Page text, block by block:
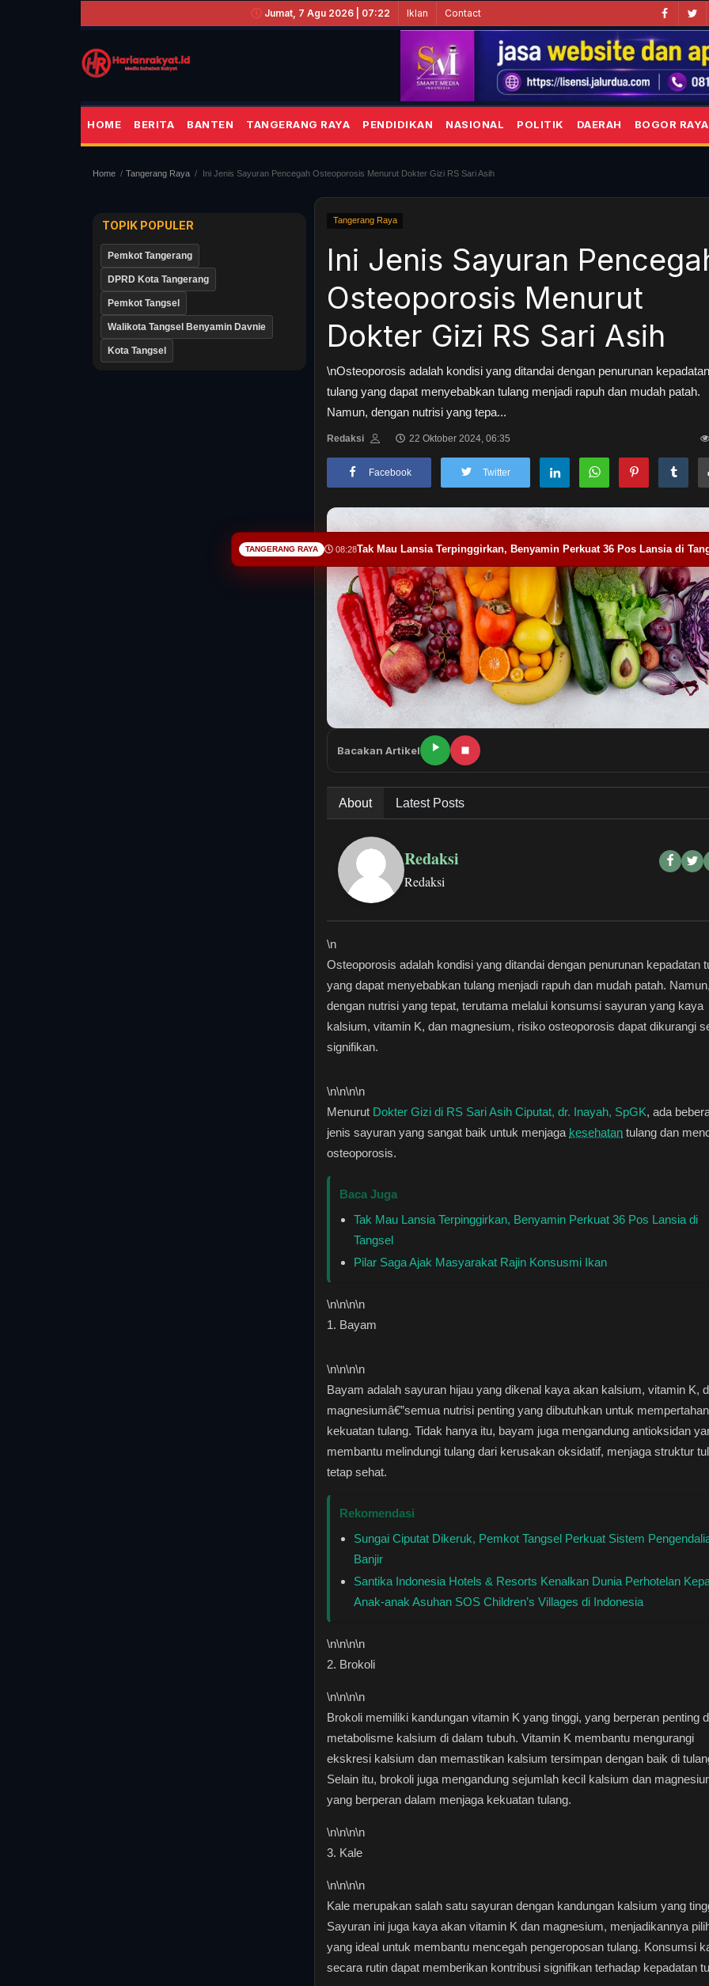
Jumat, 7 Agu 2026 | 07:22 Iklan Contact
HOME BERITA BANTEN TANGERANG RAYA PENDIDIKAN NASIONAL POLITIK DAERAH BOGOR RAYA
Home Tangerang Raya Ini Jenis Sayuran Pencegah Osteoporosis Menurut Dokter Gizi RS Sari Asih
TOPIK POPULER
Pemkot Tangerang
DPRD Kota Tangerang
Pemkot Tangsel
Walikota Tangsel Benyamin Davnie
Kota Tangsel
Tangerang Raya
Ini Jenis Sayuran
Osteoporosis Menurut
Dokter Gizi RS Sari Asih
\nOsteoporosis adalah kondisi yang ditandai dengan penurunan kepadatan
tulang yang dapat menyebabkan tulang menjadi rapuh dan mudah patah.
Namun, dengan nutrisi yang tepa...
Redaksi 22 Oktober 2024, 06:35
Facebook Twitter
Bacakan Artikel
About Latest Posts
Redaksi
Redaksi
\n
Osteoporosis adalah kondisi yang ditandai dengan penurunan kepadatan
yang dapat menyebabkan tulang menjadi rapuh dan mudah patah. Namun,
dengan nutrisi yang tepat, terutama melalui konsumsi sayuran yang kaya
kalsium, vitamin K, dan magnesium, risiko osteoporosis dapat dikurangi
signifikan.
\n\n\n\n
Menurut Dokter Gizi di RS Sari Asih Ciputat, dr. Inayah, SpGK, ada
jenis sayuran yang sangat baik untuk menjaga kesehatan tulang dan
osteoporosis.
Baca Juga
Tak Mau Lansia Terpinggirkan, Benyamin Perkuat 36 Pos Lansia di
Tangsel
Pilar Saga Ajak Masyarakat Rajin Konsusmi Ikan
\n\n\n\n
1. Bayam
\n\n\n\n
Bayam adalah sayuran hijau yang dikenal kaya akan kalsium, vitamin K,
magnesiumâ€”semua nutrisi penting yang dibutuhkan untuk
kekuatan tulang. Tidak hanya itu, bayam juga mengandung antioksidan
membantu melindungi tulang dari kerusakan oksidatif, menjaga struktur
tetap sehat.
Rekomendasi
Sungai Ciputat Dikeruk, Pemkot Tangsel Perkuat Sistem
Banjir
Santika Indonesia Hotels & Resorts Kenalkan Dunia Perhotelan
Anak-anak Asuhan SOS Children’s Villages di Indonesia
\n\n\n\n
2. Brokoli
\n\n\n\n
Brokoli memiliki kandungan vitamin K yang tinggi, yang berperan penting
metabolisme kalsium di dalam tubuh. Vitamin K membantu mengurangi
ekskresi kalsium dan memastikan kalsium tersimpan dengan baik di
Selain itu, brokoli juga mengandung sejumlah kecil kalsium dan
yang berperan dalam menjaga kekuatan tulang.
\n\n\n\n
3. Kale
\n\n\n\n
Kale merupakan salah satu sayuran dengan kandungan kalsium yang
Sayuran ini juga kaya akan vitamin K dan magnesium, menjadikannya
yang ideal untuk membantu mencegah pengeroposan tulang. Konsumsi
secara rutin dapat memberikan kontribusi signifikan terhadap kepadatan
TANGERANG RAYA 08:28Tak Mau Lansia Terpinggirkan, Benyamin Perkuat 36 Pos Lansia di